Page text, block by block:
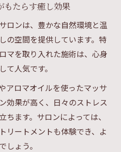
ラクゼーションを味わう方
つエステ利用のコツ
ぐすリフレッシュ術
の時間を確保する工夫
たらすエステの魅力
できるエステの癒し効果
もたらす癒し効果
ロンは、豊かな自然環境と温
の空間を提供しています。特
マを取り入れた施術は、心身
て人気です。
アロマオイルを使ったマッサ
効果が高く、日々のストレス
ます。サロンによっては、
リートメントも体験でき、よ
しょう。